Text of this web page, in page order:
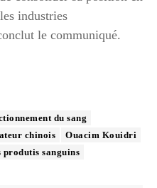
industries
le communiqué.
du sang
chinois
Ouacim Kouidri
produtis sanguins